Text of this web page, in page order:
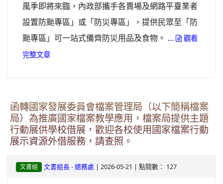
風季即將來臨，內政部攜手各賣場及網路平臺業者
設置防颱專區」或「防災專區」，提供民眾至「防
颱專區」可一站式備齊防災用品及食物。 ...
觀看
完整文章
函轉國家發展委員會檔案管理局（以下簡稱檔案
局）為推廣國家檔案教學應用，檔案局提供主題
行動展供學校借展，歡迎各校使用國家檔案行動
展示資源外借服務，請查照。
文書組 文書組長- 總務處 | 2026-05-21 | 點閱數： 127